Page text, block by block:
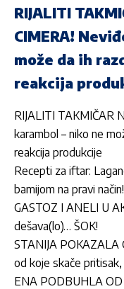
RIJALITI
CIMERA!
može da ih
reakcija
RIJALITI TAKMIČAR
karambol – niko ne
reakcija produkcije
Recepti za iftar:
bamijom na pravi način!
GASTOZ I ANELI U
dešava(lo)… ŠOK!
STANIJA
od koje skače
ENA PODBUHLA